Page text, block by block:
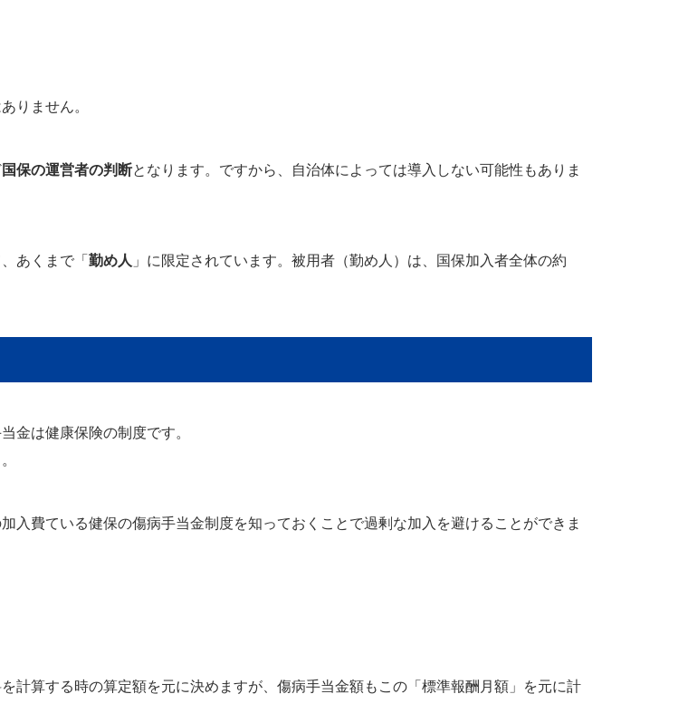
りません。
国保の運営者の判断となります。ですから、自治体によっては導入しない可能性もありま
あくまで「勤め人 」に限定されています。被用者（勤め人）は、国保加入者全体の約
金は健康保険の制度です。
入費ている健保の傷病手当金制度を知っておくことで過剰な加入を避けることができま
計算する時の算定額を元に決めますが、傷病手当金額もこの「標準報酬月額」を元に計